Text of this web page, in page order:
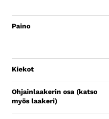
Paino
Kiekot
Ohjainlaakerin osa (katso
myös laakeri)